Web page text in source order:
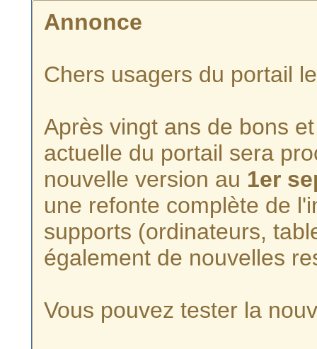
Annonce
Chers usagers du portail
Après vingt ans de bons
actuelle du portail sera
nouvelle version au 1er
une refonte complète de
supports (ordinateurs,
également de nouvelles
Vous pouvez tester la